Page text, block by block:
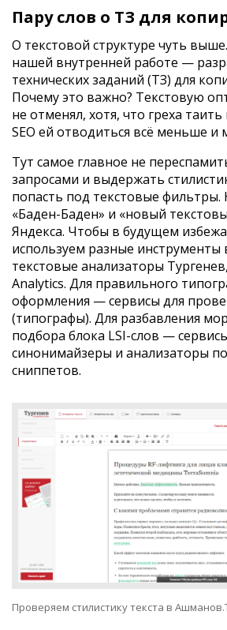
Пару слов о ТЗ для
О текстовой структуре чуть
нашей внутренней работе —
технических заданий (ТЗ) для
Почему это важно? Текстовую
не отменял, хотя, что греха
SEO ей отводиться всё меньше и
Тут самое главное не
запросами и выдержать
попасть под текстовые
«Баден-Баден» и «новый
Яндекса. Чтобы в будущем
используем разные инструменты
текстовые анализаторы
Analytics. Для правильного
оформления — сервисы для
(типографы). Для разбавления
подбора блока LSI-слов —
синонимайзеры и анализаторы
сниппетов.
Проверяем стилистику текста в